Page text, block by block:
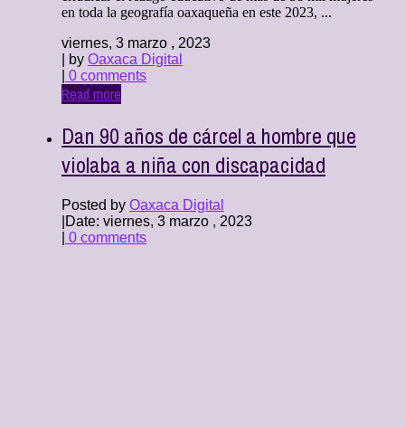
en toda la geografía oaxaqueña en este 2023, ...
viernes, 3 marzo , 2023
| by Oaxaca Digital
0 comments
Read more
Dan 90 años de cárcel a hombre que
violaba a niña con discapacidad
Posted by Oaxaca Digital
Date: viernes, 3 marzo , 2023
0 comments